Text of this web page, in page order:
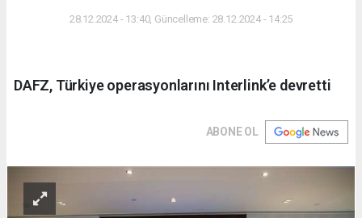
28.12.2024 - 13:40, Güncelleme: 28.12.2024 - 14:25
DAFZ, Türkiye operasyonlarını Interlink’e devretti
ABONE OL